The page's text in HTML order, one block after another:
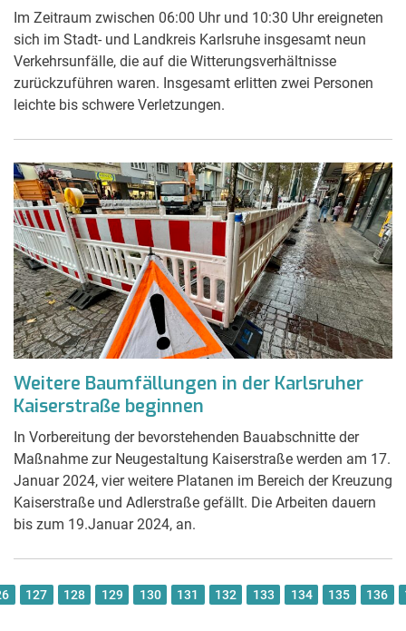
Im Zeitraum zwischen 06:00 Uhr und 10:30 Uhr ereigneten
sich im Stadt- und Landkreis Karlsruhe insgesamt neun
Verkehrsunfälle, die auf die Witterungsverhältnisse
zurückzuführen waren. Insgesamt erlitten zwei Personen
leichte bis schwere Verletzungen.
Weitere Baumfällungen in der Karlsruher
Kaiserstraße beginnen
In Vorbereitung der bevorstehenden Bauabschnitte der
Maßnahme zur Neugestaltung Kaiserstraße werden am 17.
Januar 2024, vier weitere Platanen im Bereich der Kreuzung
Kaiserstraße und Adlerstraße gefällt. Die Arbeiten dauern
bis zum 19.Januar 2024, an.
127 128 129 130 131 132 133 134 135 136